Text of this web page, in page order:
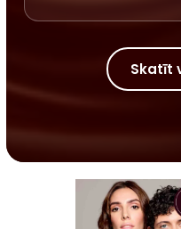
Skatīt